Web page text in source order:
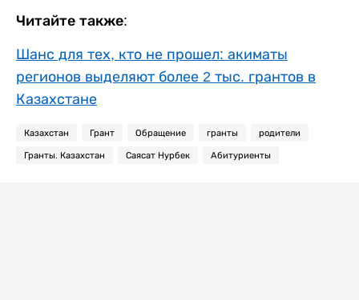
Читайте также:
Шанс для тех, кто не прошел: акиматы
регионов выделяют более 2 тыс. грантов в
Казахстане
Казахстан Грант Обращение гранты родители
Гранты. Казахстан Саясат Нурбек Абитуриенты